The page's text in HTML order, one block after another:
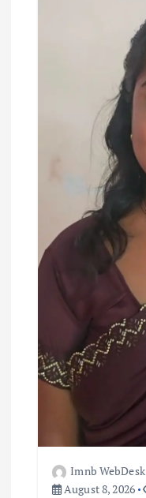
Imnb WebDesk
August 8, 2026